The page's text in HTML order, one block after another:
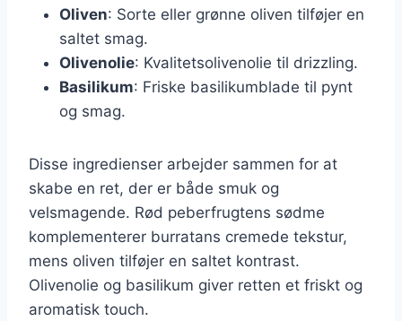
Oliven: Sorte eller grønne oliven tilføjer en
saltet smag.
Olivenolie: Kvalitetsolivenolie til drizzling.
Basilikum: Friske basilikumblade til pynt
og smag.
Disse ingredienser arbejder sammen for at
skabe en ret, der er både smuk og
velsmagende. Rød peberfrugtens sødme
komplementerer burratans cremede tekstur,
mens oliven tilføjer en saltet kontrast.
Olivenolie og basilikum giver retten et friskt og
aromatisk touch.